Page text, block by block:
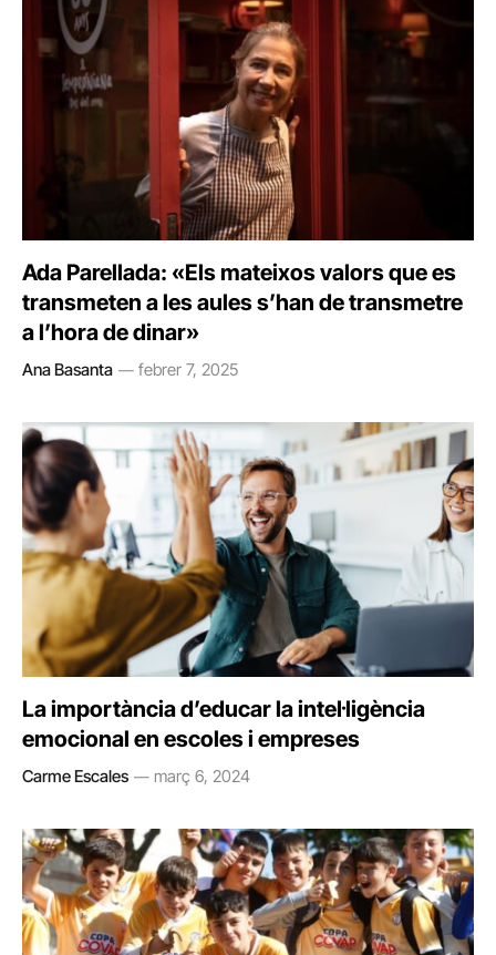
Ada Parellada: «Els mateixos valors que es
transmeten a les aules s’han de transmetre
a l’hora de dinar»
Ana Basanta febrer 7, 2025
La importància d’educar la intel·ligència
emocional en escoles i empreses
Carme Escales març 6, 2024